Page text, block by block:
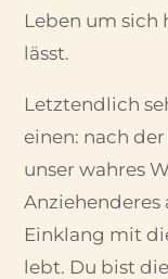
Leben um sich
lässt.
Letztendlich
einen: nach
unser wahres
Anziehenderes
Einklang mit
lebt. Du bist